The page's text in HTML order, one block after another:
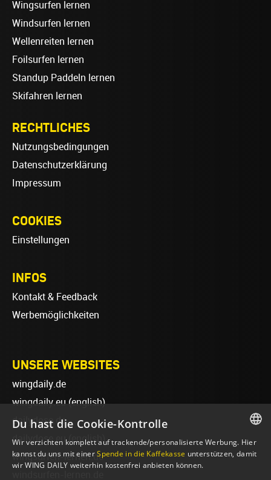
Wingsurfen lernen
Windsurfen lernen
Wellenreiten lernen
Foilsurfen lernen
Standup Paddeln lernen
Skifahren lernen
RECHTLICHES
Nutzungsbedingungen
Datenschutzerklärung
Impressum
COOKIES
Einstellungen
INFOS
Kontakt & Feedback
Werbemöglichkeiten
UNSERE WEBSITES
wingdaily.de
wingdaily.eu(english)
dailydose.de
dailydose.eu (english)
wingsurfen-lernen.de
GERMAN
Du hast die Cookie-Kontrolle
Wir verzichten komplett auf trackende/personalisierte Werbung. Hier
kannst du uns mit einerSpende in die Kaffekasse unterstützen, damit
wir WING DAILY weiterhin kostenfrei anbieten können.